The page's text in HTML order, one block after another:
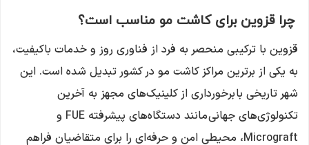
چرا قزوین برای کاشت مو مناسب است؟
قزوین با ترکیبی منحصر به فرد از فناوری روز و خدمات باکیفیت،
به یکی از برترین مراکز کاشت مو در کشور تبدیل شده است. این
شهر تاریخی با برخورداری از کلینیک‌های مجهز به آخرین
تکنولوژی‌های جهانی مانند دستگاه‌های پیشرفته FUE و
Micrograft، محیطی امن و حرفه‌ای را برای متقاضیان فراهم